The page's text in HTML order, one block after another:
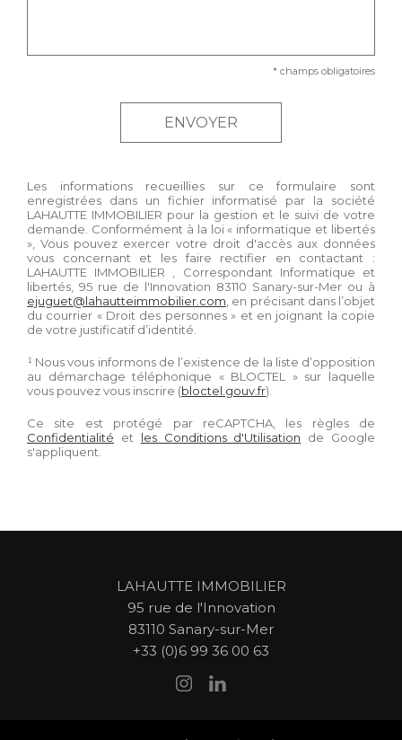
* champs obligatoires
Les informations recueillies sur ce formulaire sont
enregistrées dans un fichier informatisé par la société
LAHAUTTE IMMOBILIER pour la gestion et le suivi de votre
demande. Conformément à la loi « informatique et libertés
», Vous pouvez exercer votre droit d'accès aux données
vous concernant et les faire rectifier en contactant :
LAHAUTTE IMMOBILIER
, Correspondant Informatique et
libertés, 95 rue de l'Innovation 83110 Sanary-sur-Mer ou à
ejuguet@lahautteimmobilier.com , en précisant dans l’objet
du courrier « Droit des personnes » et en joignant la copie
de votre justificatif d’identité.
¹ Nous vous informons de l’existence de la liste d’opposition
au démarchage téléphonique « BLOCTEL » sur laquelle
vous pouvez vous inscrire (bloctel.gouv.fr).
Ce site est protégé par reCAPTCHA, les règles de
Confidentialité et les Conditions d'Utilisation de Google
s'appliquent.
LAHAUTTE IMMOBILIER
95 rue de l'Innovation
83110 Sanary-sur-Mer
+33 (0)6 99 36 00 63